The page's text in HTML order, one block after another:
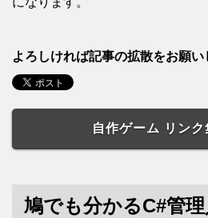
よろしければ記事の拡散をお願い
自作ゲーム リンク
鳩でも分かるC#管